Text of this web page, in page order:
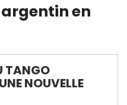
en
TANGO
NOUVELLE